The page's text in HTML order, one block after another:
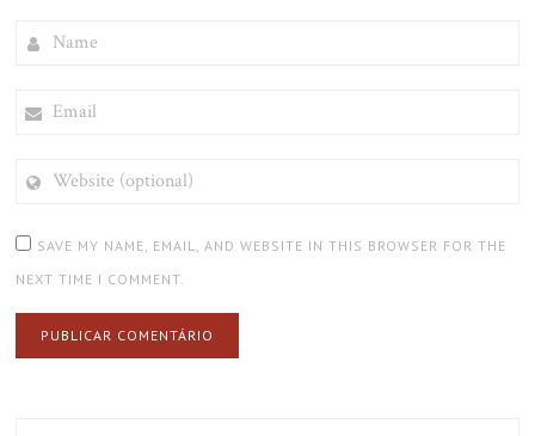
(OPTIONAL)
SAVE MY NAME, EMAIL, AND WEBSITE IN THIS BROWSER FOR THE
NEXT TIME I COMMENT.